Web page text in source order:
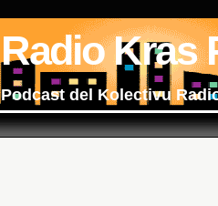
Radio Kras
Podcast del Kolectivu